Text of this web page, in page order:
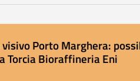
visivo Porto Marghera:
Torcia Bioraffineria Eni